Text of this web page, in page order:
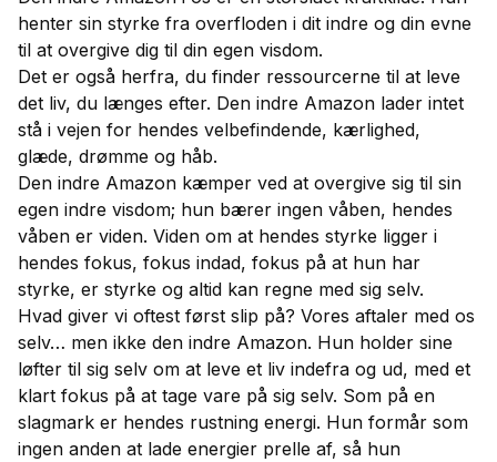
henter sin styrke fra overfloden i dit indre og din evne
til at overgive dig til din egen visdom.
Det er også herfra, du finder ressourcerne til at leve
det liv, du længes efter. Den indre Amazon lader intet
stå i vejen for hendes velbefindende, kærlighed,
glæde, drømme og håb.
Den indre Amazon kæmper ved at overgive sig til sin
egen indre visdom; hun bærer ingen våben, hendes
våben er viden. Viden om at hendes styrke ligger i
hendes fokus, fokus indad, fokus på at hun har
styrke, er styrke og altid kan regne med sig selv.
Hvad giver vi oftest først slip på? Vores aftaler med os
selv… men ikke den indre Amazon. Hun holder sine
løfter til sig selv om at leve et liv indefra og ud, med et
klart fokus på at tage vare på sig selv. Som på en
slagmark er hendes rustning energi. Hun formår som
ingen anden at lade energier prelle af, så hun